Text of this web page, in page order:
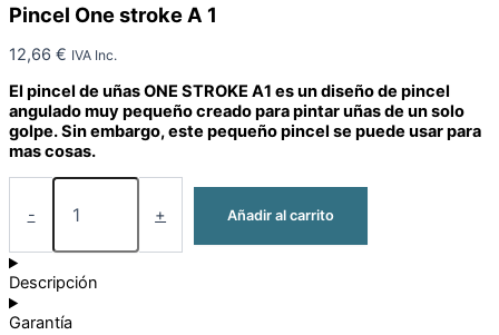
Pincel One stroke A 1
12,66 € IVA Inc.
El pincel de uñas ONE STROKE A1 es un diseño de pincel
angulado muy pequeño creado para pintar uñas de un solo
golpe. Sin embargo, este pequeño pincel se puede usar para
mas cosas.
- + Añadir al carrito
Descripción
Garantía